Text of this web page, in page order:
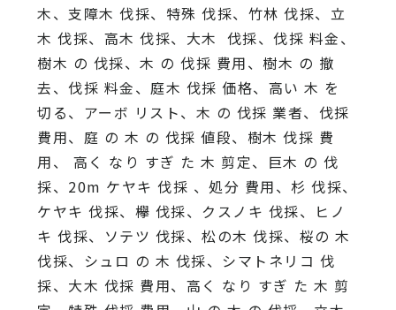
木、支障木 伐採、特殊 伐採、竹林 伐採、立
木 伐採、高木 伐採、大木 伐採、伐採 料金、
樹木 の 伐採、木 の 伐採 費用、樹木 の 撤
去、伐採 料金、庭木 伐採 価格、高い 木 を
切る、アーボ リスト、木 の 伐採 業者、伐採
費用、庭 の 木 の 伐採 値段、樹木 伐採 費
用、 高く なり すぎ た 木 剪定、巨木 の 伐
採、20m ケヤキ 伐採 、処分 費用、杉 伐採、
ケヤキ 伐採、欅 伐採、クスノキ 伐採、ヒノ
キ 伐採、ソテツ 伐採、松の木 伐採、桜の 木
伐採、シュロ の 木 伐採、シマトネリコ 伐
採、大木 伐採 費用、高く なり すぎ た 木 剪